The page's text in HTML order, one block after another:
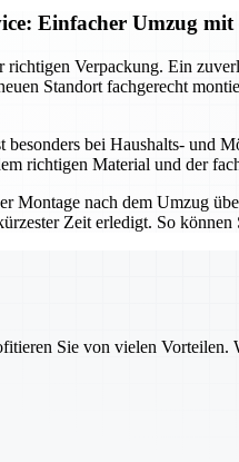
Einfacher Umzug
Verpackung. Ein
Standort fachgerecht
bei Haushalts- und
richtigen Material und der
Montage nach dem Umzug
Zeit erledigt. So
Sie von vielen